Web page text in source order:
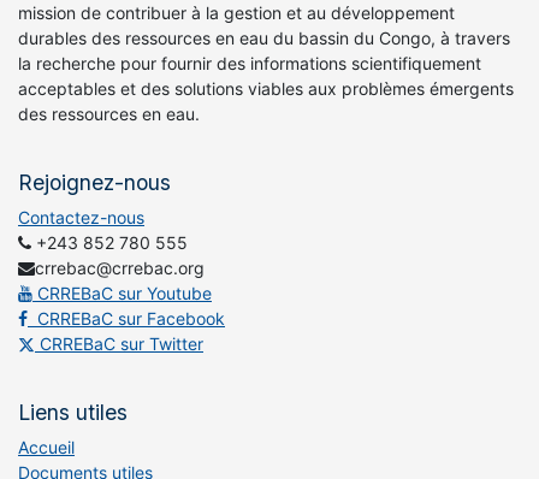
mission de contribuer à la gestion et au développement
durables des ressources en eau du bassin du Congo, à travers
la recherche pour fournir des informations scientifiquement
acceptables et des solutions viables aux problèmes émergents
des ressources en eau.
Rejoignez-nous
Contactez-nous
+243 852 780 555
crrebac@crrebac.org
CRREBaC sur Youtube
CRREBaC sur Facebook
CRREBaC sur Twitter
Liens utiles
Accueil
Documents utiles